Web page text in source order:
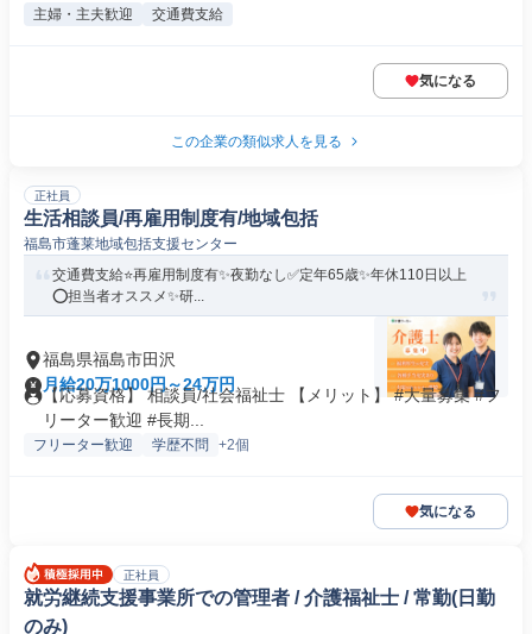
主婦・主夫歓迎 交通費支給
気になる
この企業の類似求人を見る
正社員
生活相談員/再雇用制度有/地域包括
福島市蓬莱地域包括支援センター
交通費支給⭐️再雇用制度有✨夜勤なし✅️定年65歳✨年休110日以上
⭕️担当者オススメ✨研...
福島県福島市田沢
月給20万1000円～24万円
【応募資格】 相談員/社会福祉士 【メリット】 #大量募集 #フ
リーター歓迎 #長期...
フリーター歓迎 学歴不問 +2個
気になる
正社員
就労継続支援事業所での管理者 / 介護福祉士 / 常勤(日勤
のみ)